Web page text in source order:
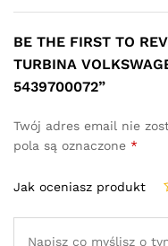
BE THE FIRST TO
TURBINA
5439700072”
Twój adres email nie
pola są oznaczone *
Jak oceniasz produkt